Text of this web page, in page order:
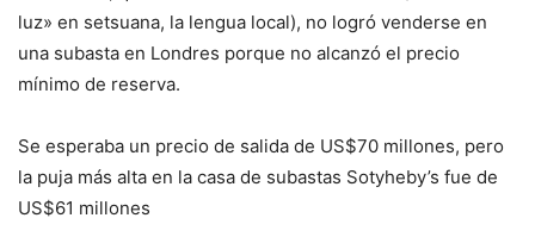
luz» en setsuana, la lengua local), no logró venderse en
una subasta en Londres porque no alcanzó el precio
mínimo de reserva.
Se esperaba un precio de salida de US$70 millones, pero
la puja más alta en la casa de subastas Sotyheby’s fue de
US$61 millones